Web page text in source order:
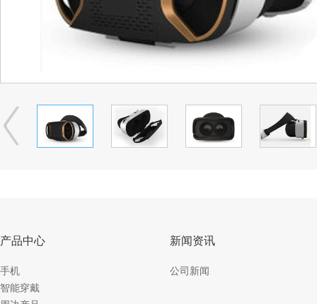
产品中心
手机
智能穿戴
新闻资讯
公司新闻